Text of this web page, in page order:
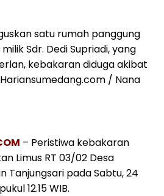
satu rumah panggung
Sdr. Dedi Supriadi, yang
kebakaran diduga akibat
/ Nana
– Peristiwa kebakaran
Limus RT 03/02 Desa
Tanjungsari pada Sabtu, 24
12.15 WIB.